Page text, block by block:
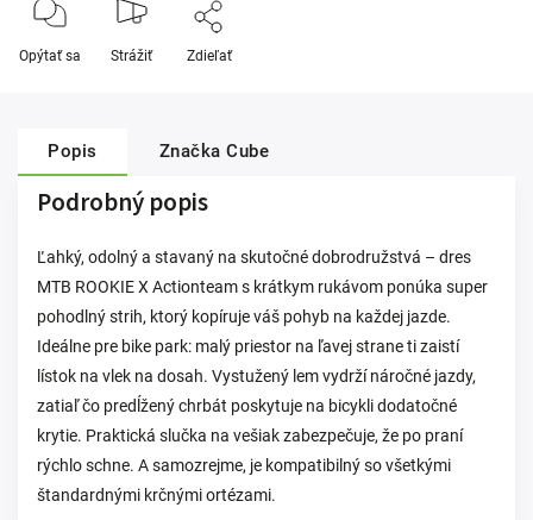
Opýtať sa Strážiť Zdieľať
Popis Značka Cube
Podrobný popis
Ľahký, odolný a stavaný na skutočné dobrodružstvá – dres
MTB ROOKIE X Actionteam s krátkym rukávom ponúka super
pohodlný strih, ktorý kopíruje váš pohyb na každej jazde.
Ideálne pre bike park: malý priestor na ľavej strane ti zaistí
lístok na vlek na dosah. Vystužený lem vydrží náročné jazdy,
zatiaľ čo predĺžený chrbát poskytuje na bicykli dodatočné
krytie. Praktická slučka na vešiak zabezpečuje, že po praní
rýchlo schne. A samozrejme, je kompatibilný so všetkými
štandardnými krčnými ortézami.